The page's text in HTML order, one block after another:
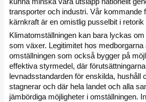
transporter och industri. Vår kommande
kärnkraft är en omistlig pusselbit i
Klimatomställningen kan bara lyckas
som växer. Legitimitet hos medborgarna
omställningen som också bygger på
effektiva styrmedel, där
levnadsstandarden för enskilda, hushåll
stagnerar och där hela landet och alla
jämbördiga möjligheter i omställningen.